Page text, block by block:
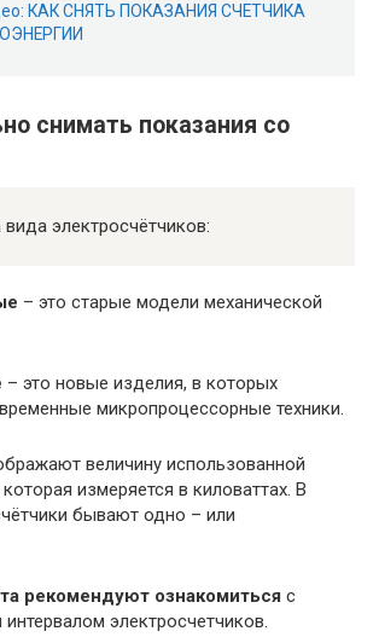
КАК СНЯТЬ ПОКАЗАНИЯ СЧЕТЧИКА
снимать показания со
электросчётчиков:
– это старые модели механической
– это новые изделия, в которых
микропроцессорные техники.
величину использованной
измеряется в киловаттах. В
бывают одно – или
рекомендуют ознакомиться с
электросчетчиков.